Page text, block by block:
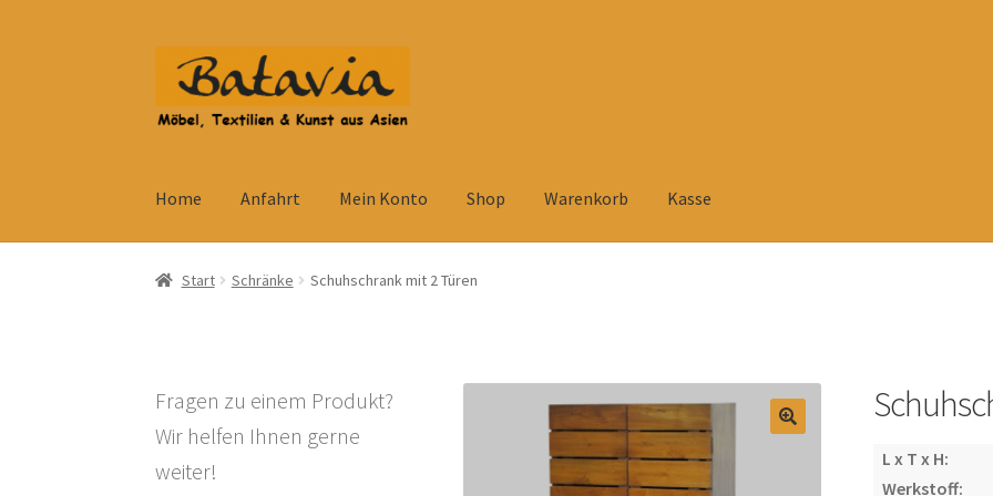
Navigation
springen
Zum
Inhalt
springen
Home Anfahrt Mein Konto Shop Warenkorb Kasse
Start Accessoires Anfahrt Datenschutzbelehrung
Wohnzimmertisch mit StühlenZahlungsarten
Start Schränke Schuhschrank mit 2 Türen
L x T x H:
Werkstoff:
Fragen zu einem Produkt?
Wir helfen Ihnen gerne
weiter!